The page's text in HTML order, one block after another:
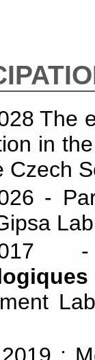
The
in
Czech
-
Lab